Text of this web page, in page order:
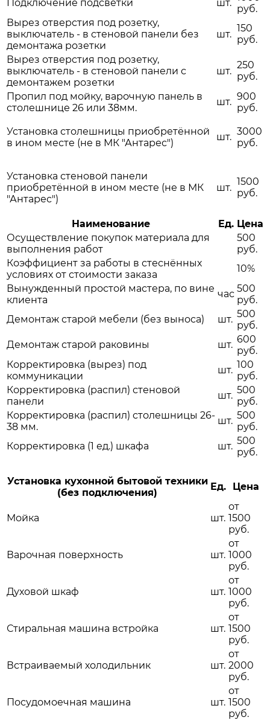
Подключение подсветки шт.
руб.
Вырез отверстия под розетку,
выключатель - в стеновой панели без
демонтажа розетки
шт.
150
руб.
Вырез отверстия под розетку,
выключатель - в стеновой панели с
демонтажем розетки
шт.
250
руб.
Пропил под мойку, варочную панель в
столешнице 26 или 38мм.
шт. 900
руб.
Установка столешницы приобретённой
в ином месте (не в МК "Антарес")
шт. 3000
руб.
Установка стеновой панели
приобретённой в ином месте (не в МК
"Антарес")
шт.
1500
руб.
Наименование Ед. Цена
Осуществление покупок материала для
выполнения работ
500
руб.
Коэффициент за работы в стеснённых
условиях от стоимости заказа
10%
Вынужденный простой мастера, по вине
клиента
час 500
руб.
Демонтаж старой мебели (без выноса)
шт. 500
руб.
Демонтаж старой раковины
шт. 600
руб.
Корректировка (вырез) под
коммуникации
шт. 100
руб.
Корректировка (распил) стеновой
панели
шт. 500
руб.
Корректировка (распил) столешницы 26-
38 мм.
шт. 500
руб.
Корректировка (1 ед.) шкафа
шт. 500
руб.
Установка кухонной бытовой техники
(без подключения)
Ед. Цена
Мойка шт.
от
1500
руб.
Варочная поверхность шт.
от
1000
руб.
Духовой шкаф шт.
от
1000
руб.
Стиральная машина встройка шт.
от
1500
руб.
Встраиваемый холодильник шт.
от
2000
руб.
Посудомоечная машина шт.
от
1500
руб.